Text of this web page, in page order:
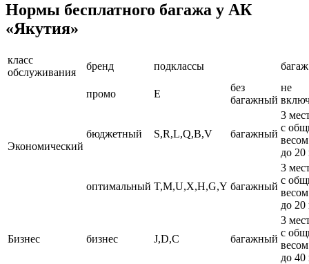
Нормы бесплатного багажа у АК
«Якутия»
класс
обслуживания
бренд подклассы багаж
Экономический
промо E
без
багажный
не
бюджетный S,R,L,Q,B,V багажный
3
с
весом
до 20
оптимальный T,M,U,X,H,G,Y багажный
3
с
весом
до 20
Бизнес бизнес J,D,C багажный
3
с
весом
до 40